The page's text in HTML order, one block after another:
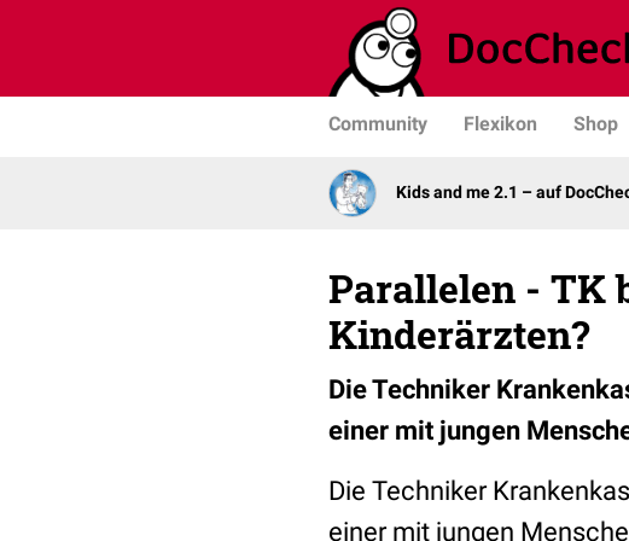
Community Flexikon Shop
Kids and me 2.1 – auf
Parallelen - TK
Kinderärzten?
Die Techniker
einer mit jungen
Die Techniker
einer mit jungen